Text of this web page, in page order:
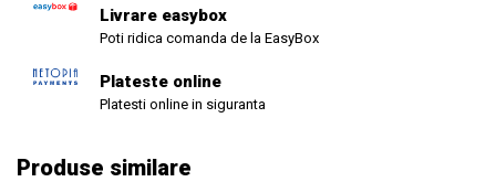
Livrare easybox
Poti ridica comanda de la EasyBox
Plateste online
Platesti online in siguranta
Produse similare